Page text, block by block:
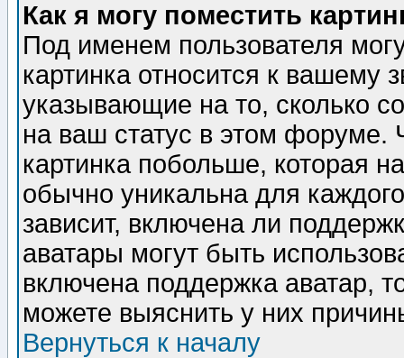
Как я могу поместить
Под именем пользователя
картинка относится к вашему
указывающие на то, сколько
на ваш статус в этом форуме.
картинка побольше, которая
обычно уникальна для
зависит, включена ли
аватары могут быть
включена поддержка аватар,
можете выяснить у них
Вернуться к началу